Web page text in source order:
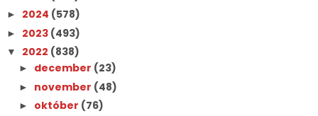
► 2024 (578)
► 2023 (493)
▼ 2022 (838)
► december (23)
► november (48)
► október (76)